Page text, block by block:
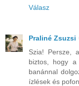
Válasz
Praliné Zsuzsi
Szia! Persze,
biztos, hogy
banánnal
ízlések és